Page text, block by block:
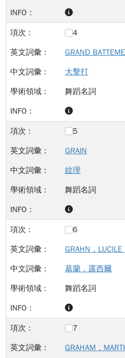
4
GRAND
大擊打
舞蹈名詞
5
GRAIN
紋理
舞蹈名詞
6
GRAHN，
葛蘭，露西爾
舞蹈名詞
7
GRAHAM，